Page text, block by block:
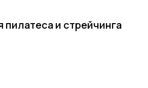
пилатеса и стрейчинга